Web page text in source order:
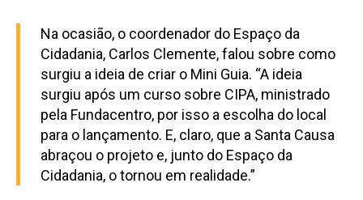
Na ocasião, o coordenador do Espaço da
Cidadania, Carlos Clemente, falou sobre como
surgiu a ideia de criar o Mini Guia. “A ideia
surgiu após um curso sobre CIPA, ministrado
pela Fundacentro, por isso a escolha do local
para o lançamento. E, claro, que a Santa Causa
abraçou o projeto e, junto do Espaço da
Cidadania, o tornou em realidade.”